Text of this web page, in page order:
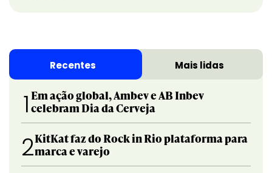
Recentes Mais lidas
1 Em ação global, Ambev e AB Inbev
celebram Dia da Cerveja
2KitKat faz do Rock in Rio plataforma para
marca e varejo